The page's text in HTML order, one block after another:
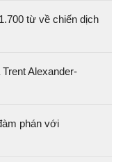
từ về chiến dịch
Alexander-
phán với